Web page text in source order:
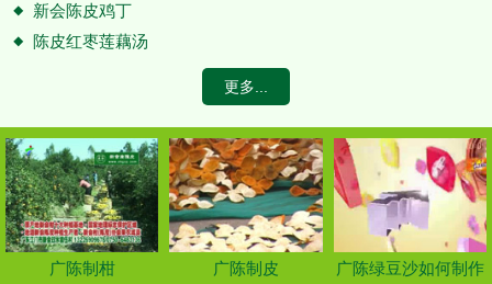
新会陈皮鸡丁
陈皮红枣莲藕汤
更多...
广陈制柑 广陈制皮 广陈绿豆沙如何制作